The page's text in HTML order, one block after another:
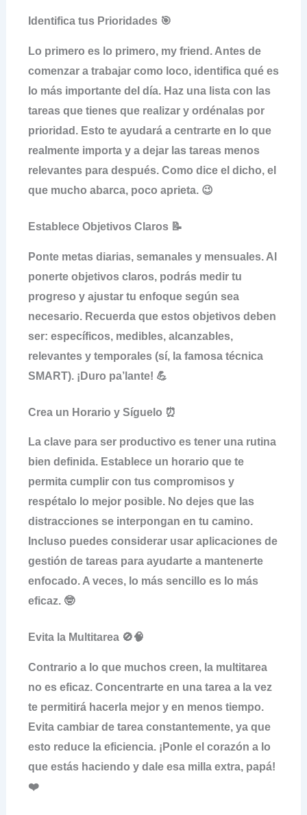
Identifica tus Prioridades 🎯
Lo primero es lo primero, my friend. Antes de
comenzar a trabajar como loco, identifica qué es
lo más importante del día. Haz una lista con las
tareas que tienes que realizary ordénalaspor
prioridad. Esto te ayudará a centrarte en lo que
realmente importa y a dejar las tareas menos
relevantes para después. Como dice el dicho, el
que mucho abarca, poco aprieta. 😉
Establece Objetivos Claros 📝
Ponte metas diarias, semanales y mensuales. Al
ponerte objetivos claros, podrás medir tu
progreso y ajustar tu enfoque según sea
necesario. Recuerda que estos objetivos deben
ser: específicos, medibles, alcanzables,
relevantes y temporales (sí, la famosa técnica
SMART). ¡Duro pa’lante! 💪
Crea un Horario y Síguelo ⏰
La clave para ser productivo es tener una rutina
bien definida. Establece un horario que te
permita cumplir con tus compromisos y
respétalo lo mejor posible. No dejes que las
distracciones se interpongan en tu camino.
Incluso puedes considerar usar aplicaciones de
gestión de tareas para ayudarte a mantenerte
enfocado. A veces, lo más sencillo es lo más
eficaz. 🤓
Evita la Multitarea 🚫🧠
Contrario a lo que muchos creen, la multitarea
no es eficaz. Concentrarte en una tarea a la vez
te permitirá hacerla mejor y en menos tiempo.
Evita cambiar de tarea constantemente, ya que
esto reduce la eficiencia. ¡Ponle el corazón a lo
que estás haciendo y dale esa milla extra, papá!
❤️